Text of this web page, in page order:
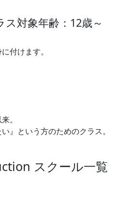
ス対象年齢：12歳～
付けます。
。
』という方のためのクラス。